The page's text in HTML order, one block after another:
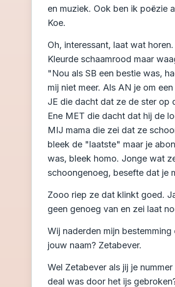
en muziek. Ook ben ik poëzie
Koe.
Oh, interessant, laat wat horen.
Kleurde schaamrood maar
"Nou als SB een bestie was,
mij niet meer. Als AN je om
JE die dacht dat ze de ster op
Ene MET die dacht dat hij de
MIJ mama die zei dat ze
bleek de "laatste" maar je
was, bleek homo. Jonge wat
schoongenoeg, besefte dat je
Zooo riep ze dat klinkt goed.
geen genoeg van en zei laat
Wij naderden mijn
jouw naam? Zetabever.
Wel Zetabever als jij je
deal was door het ijs